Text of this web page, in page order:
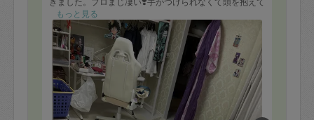
いましたが、お願いして本当に良かったです😆
もっと見る